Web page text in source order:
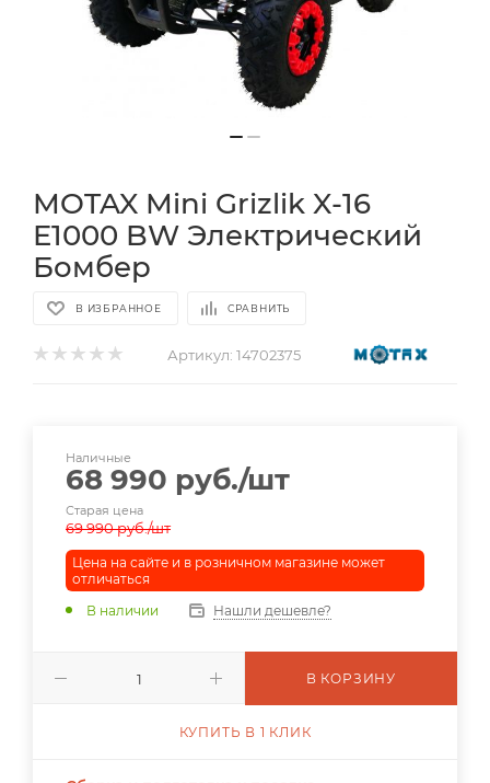
MOTAX Mini Grizlik X-16
E1000 BW Электрический
Бомбер
В ИЗБРАННОЕ СРАВНИТЬ
Артикул: 14702375
Наличные
68 990 руб./шт
Старая цена
69 990руб./шт
Цена на сайте и в розничном магазине может
отличаться
В наличии
Нашли дешевле?
В КОРЗИНУ
КУПИТЬ В 1 КЛИК